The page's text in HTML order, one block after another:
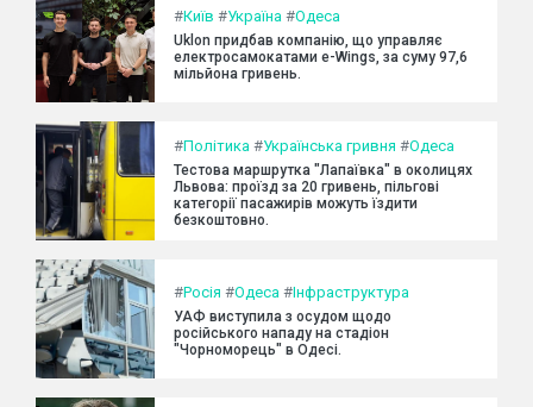
#Київ #Україна #Одеса
Uklon придбав компанію, що управляє
електросамокатами e-Wings, за суму 97,6
мільйона гривень.
#Політика #Українська гривня #Одеса
Тестова маршрутка "Лапаївка" в околицях
Львова: проїзд за 20 гривень, пільгові
категорії пасажирів можуть їздити
безкоштовно.
#Росія #Одеса #Інфраструктура
УАФ виступила з осудом щодо
російського нападу на стадіон
"Чорноморець" в Одесі.